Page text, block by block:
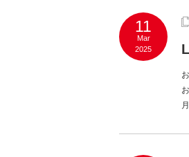
11
Mar
2025